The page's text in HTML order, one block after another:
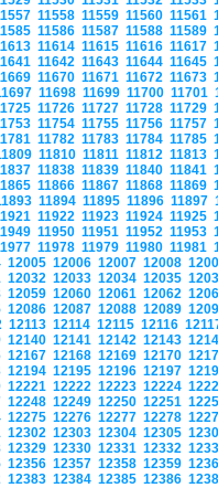
11558 11559 11560 11561
11586 11587 11588 11589
11614 11615 11616 11617
11642 11643 11644 11645
11670 11671 11672 11673
11698 11699 11700 11701
11726 11727 11728 11729
11754 11755 11756 11757
11782 11783 11784 11785
11810 11811 11812 11813
11838 11839 11840 11841
11866 11867 11868 11869
11894 11895 11896 11897
11922 11923 11924 11925
11950 11951 11952 11953
11978 11979 11980 11981
12005 12006 12007 12008
12032 12033 12034 12035
12059 12060 12061 12062
12086 12087 12088 12089
12113 12114 12115 12116
12140 12141 12142 12143
12167 12168 12169 12170
12194 12195 12196 12197
12221 12222 12223 12224
12248 12249 12250 12251
12275 12276 12277 12278
12302 12303 12304 12305
12329 12330 12331 12332
12356 12357 12358 12359
12383 12384 12385 12386